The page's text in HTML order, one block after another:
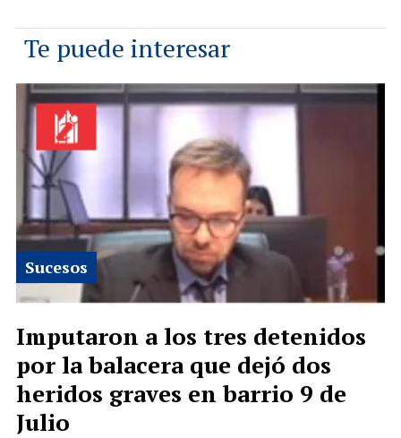
Te puede interesar
Imputaron a los tres detenidos
por la balacera que dejó dos
heridos graves en barrio 9 de
Julio
Sucesos